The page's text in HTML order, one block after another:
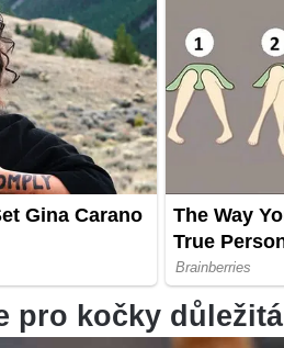
pro kočky důležitá